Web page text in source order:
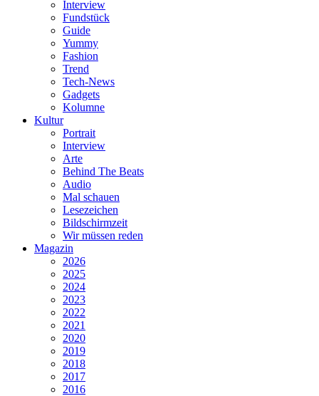
Interview
Fundstück
Guide
Yummy
Fashion
Trend
Tech-News
Gadgets
Kolumne
Kultur
Portrait
Interview
Arte
Behind The Beats
Audio
Mal schauen
Lesezeichen
Bildschirmzeit
Wir müssen reden
Magazin
2026
2025
2024
2023
2022
2021
2020
2019
2018
2017
2016